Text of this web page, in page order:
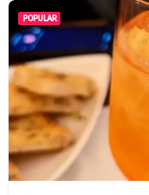
POPULAR